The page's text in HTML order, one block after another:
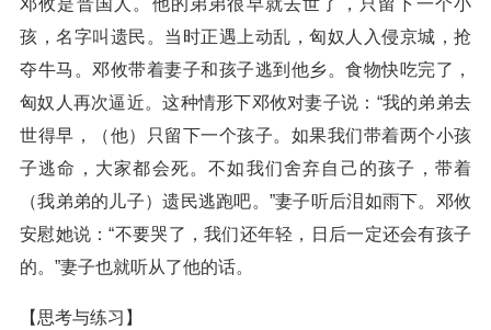
邓攸是晋国人。他的弟弟很早就去世了，只留下一个小
孩，名字叫遗民。当时正遇上动乱，匈奴人入侵京城，抢
夺牛马。邓攸带着妻子和孩子逃到他乡。食物快吃完了，
匈奴人再次逼近。这种情形下邓攸对妻子说：“我的弟弟去
世得早，（他）只留下一个孩子。如果我们带着两个小孩
子逃命，大家都会死。不如我们舍弃自己的孩子，带着
（我弟弟的儿子）遗民逃跑吧。”妻子听后泪如雨下。邓攸
安慰她说：“不要哭了，我们还年轻，日后一定还会有孩子
的。”妻子也就听从了他的话。
【思考与练习】